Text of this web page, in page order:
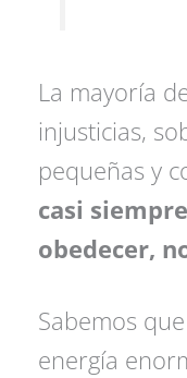
La mayoría
injusticias,
pequeñas y
casi
obedecer,
Sabemos
energía